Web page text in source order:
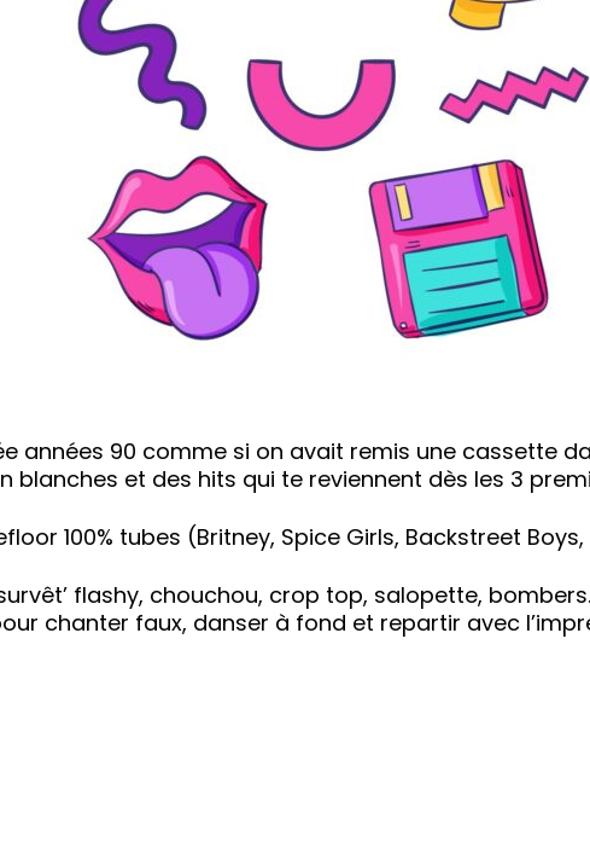
années 90 comme si on avait remis une cassette
blanches et des hits qui te reviennent dès les 3
100% tubes (Britney, Spice Girls, Backstreet Boys,
flashy, chouchou, crop top, salopette,
chanter faux, danser à fond et repartir avec